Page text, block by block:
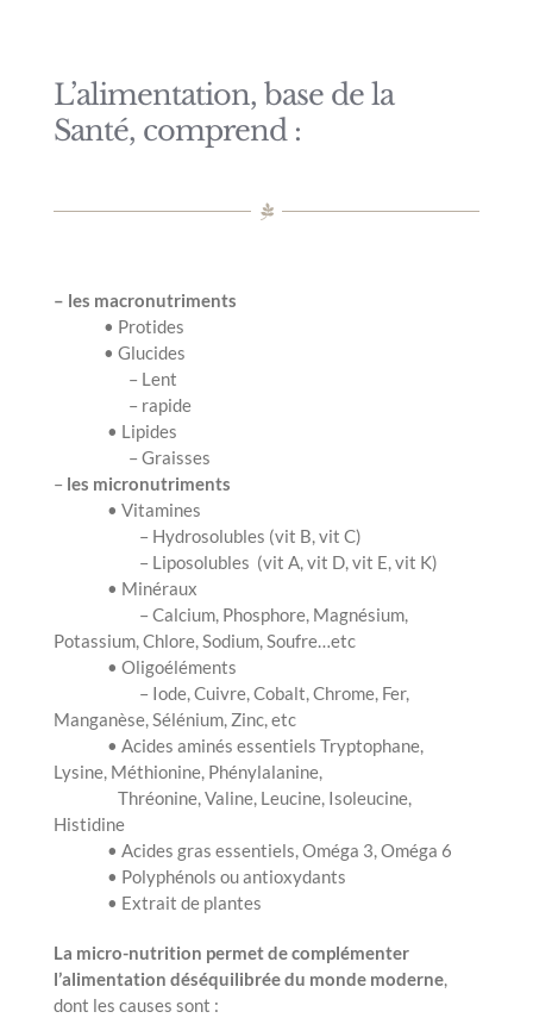
L’alimentation, base de la
Santé, comprend :
– les macronutriments
• Protides
• Glucides
– Lent
– rapide
• Lipides
– Graisses
– les micronutriments
• Vitamines
– Hydrosolubles (vit B, vit C)
– Liposolubles (vit A, vit D, vit E, vit K)
• Minéraux
– Calcium, Phosphore, Magnésium,
Potassium, Chlore, Sodium, Soufre…etc
• Oligoéléments
– Iode, Cuivre, Cobalt, Chrome, Fer,
Manganèse, Sélénium, Zinc, etc
• Acides aminés essentiels Tryptophane,
Lysine, Méthionine, Phénylalanine,
Thréonine, Valine, Leucine, Isoleucine,
Histidine
• Acides gras essentiels, Oméga 3, Oméga 6
• Polyphénols ou antioxydants
• Extrait de plantes
La micro-nutrition permet de complémenter
l’alimentation déséquilibrée du monde moderne,
dont les causes sont :